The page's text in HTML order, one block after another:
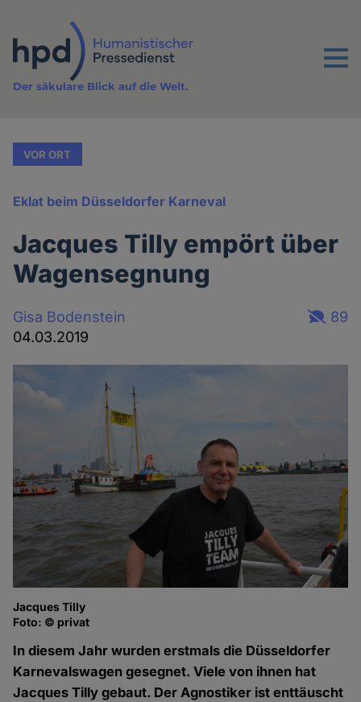
Inhalt
Menu
Der säkulare Blick auf die Welt.
VOR ORT
Eklat beim Düsseldorfer Karneval
Jacques Tilly empört über
Wagensegnung
Gisa Bodenstein
04.03.2019
89
Jacques Tilly
Foto: © privat
In diesem Jahr wurden erstmals die Düsseldorfer
Karnevalswagen gesegnet. Viele von ihnen hat
Jacques Tilly gebaut. Der Agnostiker ist enttäuscht